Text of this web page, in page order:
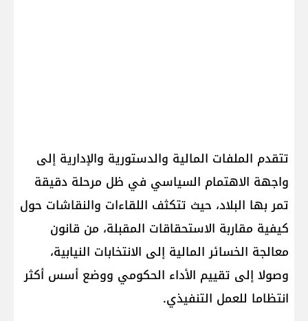
تتقدم الملفات المالية والدستورية والإدارية إلى
واجهة الاهتمام السياسي في ظل مرحلة دقيقة
تمر بها البلاد، حيث تتكثف اللقاءات والنقاشات حول
كيفية مقاربة الاستحقاقات المقبلة، من قانون
معالجة الخسائر المالية إلى الانتخابات النيابية،
وصولا إلى تقييم الأداء الحكومي ووضع أسس أكثر
انتظاما للعمل التنفيذي.